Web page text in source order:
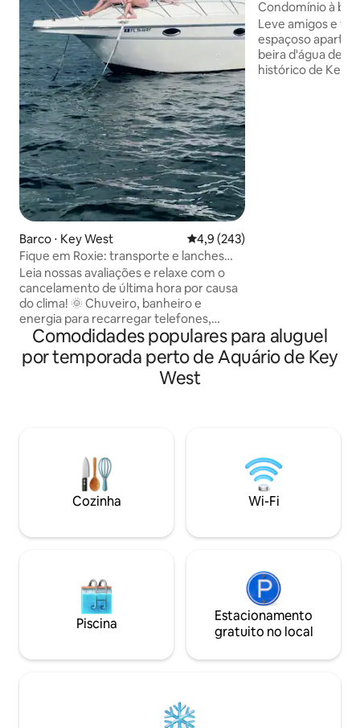
Barco ⋅ Key West 4,9 de uma avaliação média de
4,9 (243)
Fique em Roxie: transporte e lanches
grátis, traga sua bebida
Leia nossas avaliações e relaxe com o
cancelamento de última hora por causa
do clima! 🌞 Chuveiro, banheiro e
energia para recarregar telefones,
celular completo. Desfrute de uma ou
duas noites tranquilas na água!
Estacionamento gratuito e um
transporte de ida e volta gratuito
alguma coisa! Roxie tem uma Keurig,
cápsulas de café, pão, geleia de
manteiga de amendoim e água
engarrafada. Não é permitido cozinhar,
cerveja/bebidas/vinho. 🛥️🌴🎣
Condomínio à
piscina perto da
de estimação
Leve amigos e
espaçoso
beira d'água de
histórico de Key
Comodidades populares para aluguel
por temporada perto de Aquário de Key
West
Cozinha Wi-Fi
Piscina
Estacionamento
gratuito no local